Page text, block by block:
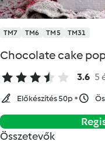
TM7 TM6 TM5 TM31
Chocolate cake
3.6 5
Előkészítés 50p
Összetevők